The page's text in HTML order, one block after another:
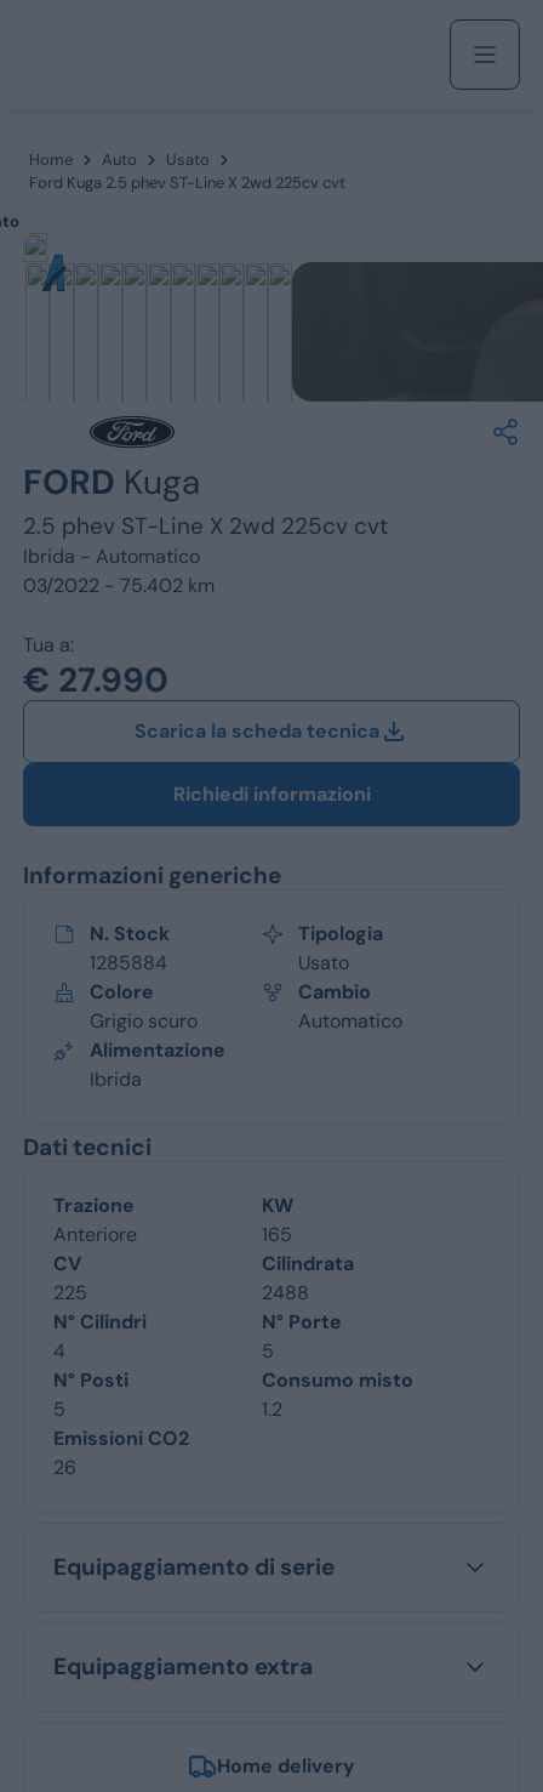
Ford
Opel
Home Auto
Usato
Ford Kuga 2.5 phev ST-Line X 2wd 225cv cvt
FORD Kuga
2.5 phev ST-Line X 2wd 225cv cvt
Ibrida - Automatico
03/2022 - 75.402 km
Tua a:
€ 27.990
Scarica la scheda tecnica
Richiedi informazioni
Informazioni generiche
N. Stock
1285884
Tipologia
Usato
Colore
Grigio scuro
Cambio
Automatico
Alimentazione
Ibrida
Dati tecnici
Trazione
Anteriore
KW
165
CV
225
Cilindrata
2488
N° Cilindri
4
N° Porte
5
N° Posti
5
Consumo misto
1.2
Emissioni CO2
26
Equipaggiamento di serie
Equipaggiamento extra
Home delivery